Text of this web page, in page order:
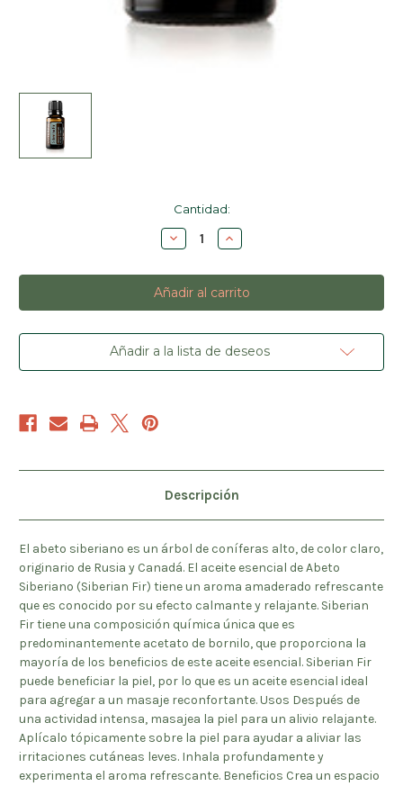
Cantidad:
Disminuir
la
de
Abeto
Siberiano,
15
(Siberian
Fir)
Aumentar
la
de
Abeto
Siberiano,
15
(Siberian
Fir)
Añadir a la lista de deseos
Descripción
El abeto siberiano es un árbol de coníferas alto, de color claro,
originario de Rusia y Canadá. El aceite esencial de Abeto
Siberiano (Siberian Fir) tiene un aroma amaderado refrescante
que es conocido por su efecto calmante y relajante. Siberian
Fir tiene una composición química única que es
predominantemente acetato de bornilo, que proporciona la
mayoría de los beneficios de este aceite esencial. Siberian Fir
puede beneficiar la piel, por lo que es un aceite esencial ideal
para agregar a un masaje reconfortante. Usos Después de
una actividad intensa, masajea la piel para un alivio relajante.
Aplícalo tópicamente sobre la piel para ayudar a aliviar las
irritaciones cutáneas leves. Inhala profundamente y
experimenta el aroma refrescante. Beneficios Crea un espacio